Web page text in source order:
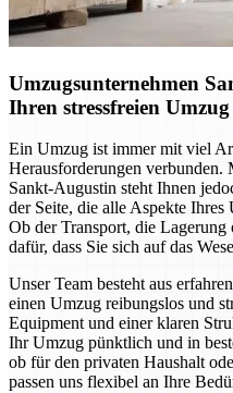
Umzugsunternehmen
Ihren stressfreien
Ein Umzug ist immer mit viel
Herausforderungen verbunden.
Sankt-Augustin steht Ihnen
der Seite, die alle Aspekte
Ob der Transport, die
dafür, dass Sie sich auf das
Unser Team besteht aus
einen Umzug reibungslos und
Equipment und einer klaren
Ihr Umzug pünktlich und in
ob für den privaten Haushalt
passen uns flexibel an Ihre